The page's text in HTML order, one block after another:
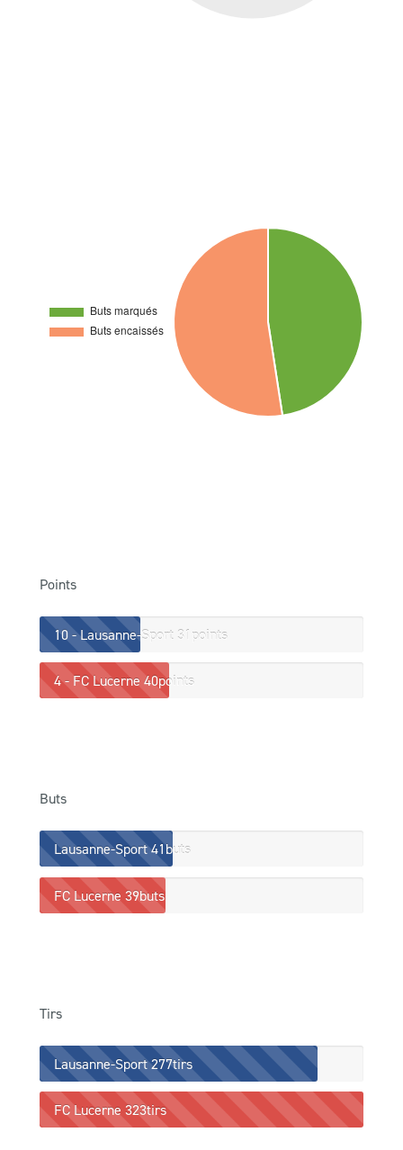
Points
10 - Lausanne-Sport 31points
4 - FC Lucerne 40points
Buts
Lausanne-Sport41buts
FC Lucerne 39buts
Tirs
Lausanne-Sport277tirs
FC Lucerne 323tirs